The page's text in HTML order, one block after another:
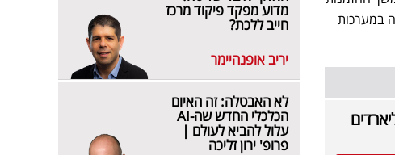
שניתנה במערכות
מדוע מפקד פיקוד מרכז
חייב ללכת?
יריב אופנהיימר
לא האבטלה: זה האיום
הכלכלי החדש שה-AI
עלול להביא לעולם |
פרופ' ירון זליכה